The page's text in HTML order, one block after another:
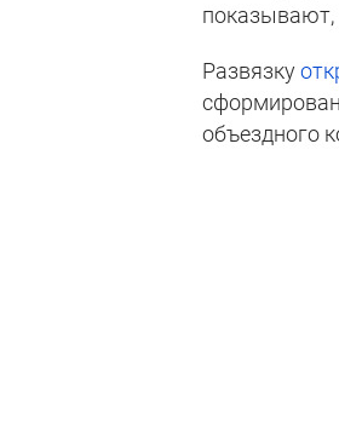
показывают,
Развязку
объездного